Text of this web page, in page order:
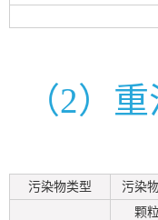
（2）
污染物类型 污染
颗